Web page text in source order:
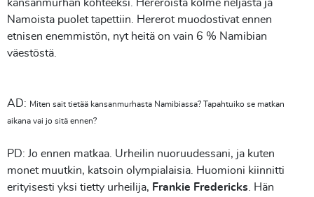
kansanmurhan kohteeksi. Hereroista kolme neljästä ja
Namoista puolet tapettiin. Hererot muodostivat ennen
etnisen enemmistön, nyt heitä on vain 6 % Namibian
väestöstä.
AD: Miten sait tietää kansanmurhasta Namibiassa? Tapahtuiko se matkan
aikana vai jo sitä ennen?
PD: Jo ennen matkaa. Urheilin nuoruudessani, ja kuten
monet muutkin, katsoin olympialaisia. Huomioni kiinnitti
erityisesti yksi tietty urheilija, Frankie Fredericks . Hän